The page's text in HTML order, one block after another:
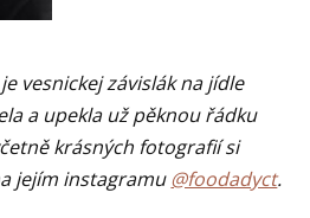
vesnickej závislák na jídle
a upekla už pěknou řádku
krásných fotografií si
jejím instagramu@foodadyct.